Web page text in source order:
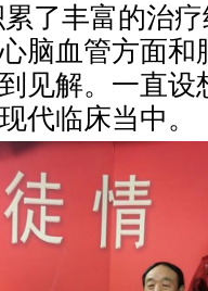
了丰富的治
脑血管方面和
见解。一直设
代临床当中。